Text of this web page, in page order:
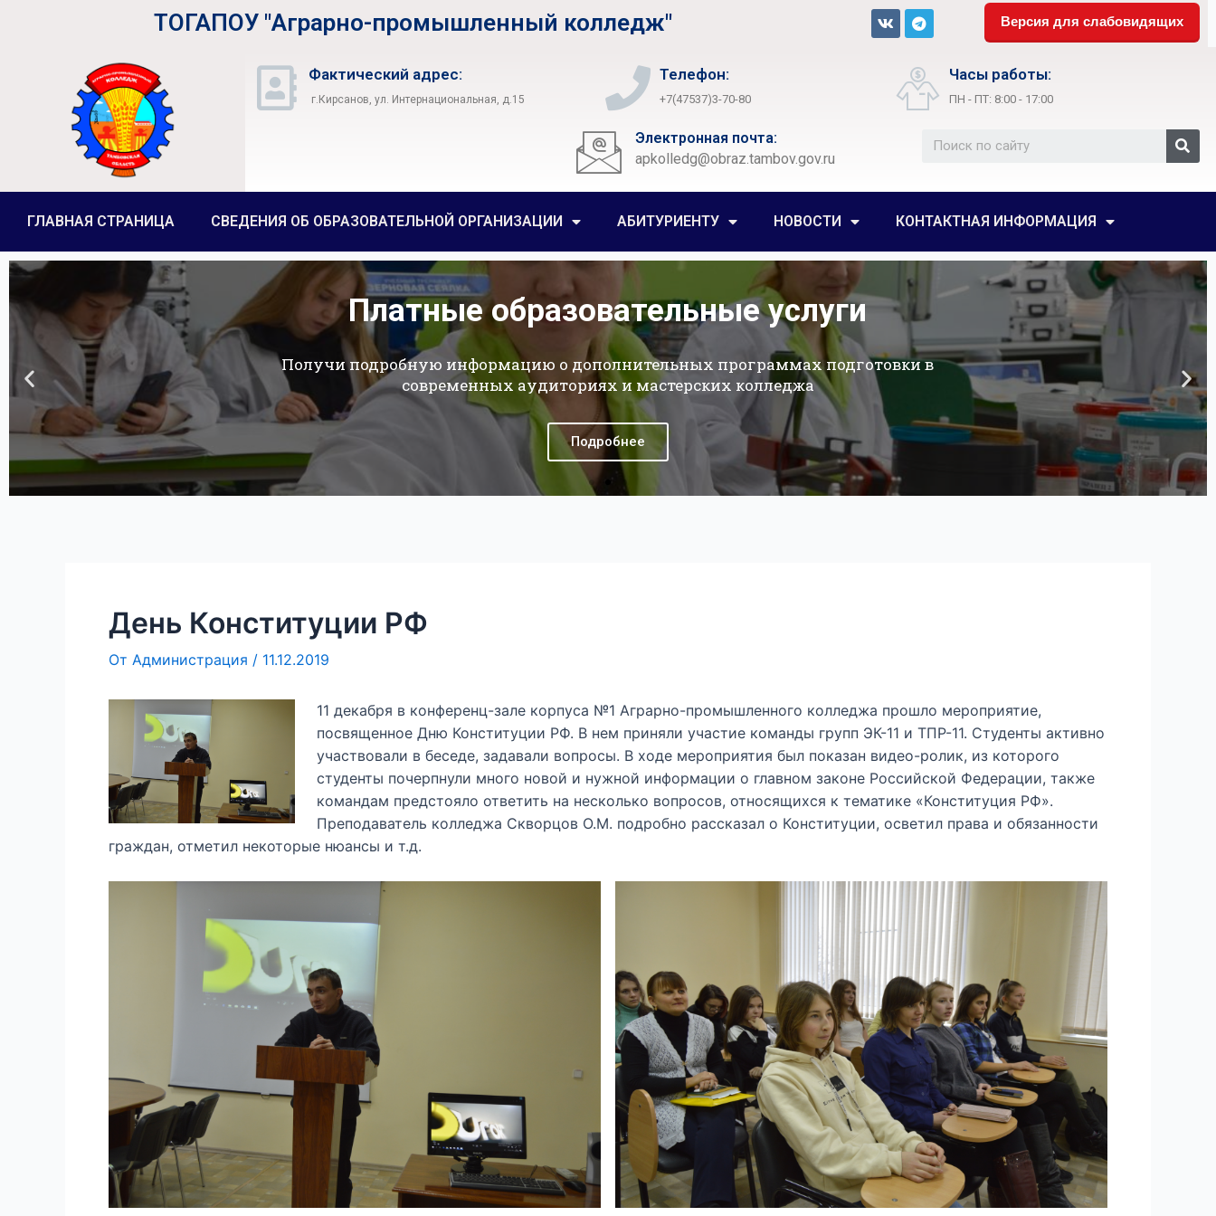
ТОГАПОУ "Аграрно-промышленный колледж" Версия для слабовидящих
Фактический адрес:
г.Кирсанов, ул. Интернациональная, д.15
Телефон:
+7(47537)3-70-80
Часы работы:
ПН - ПТ: 8:00 - 17:00
Электронная почта:
apkolledg@obraz.tambov.gov.ru
ГЛАВНАЯ СТРАНИЦА СВЕДЕНИЯ ОБ ОБРАЗОВАТЕЛЬНОЙ ОРГАНИЗАЦИИ АБИТУРИЕНТУ НОВОСТИ КОНТАКТНАЯ ИНФОРМАЦИЯ
Платные образовательные услуги
Получи подробную информацию о дополнительных программах подготовки в
современных аудиториях и мастерских колледжа
Подробнее
День Конституции РФ
От Администрация / 11.12.2019
11 декабря в конференц-зале корпуса №1 Аграрно-промышленного колледжа прошло мероприятие,
посвященное Дню Конституции РФ. В нем приняли участие команды групп ЭК-11 и ТПР-11. Студенты активно
участвовали в беседе, задавали вопросы. В ходе мероприятия был показан видео-ролик, из которого
студенты почерпнули много новой и нужной информации о главном законе Российской Федерации, также
командам предстояло ответить на несколько вопросов, относящихся к тематике «Конституция РФ».
Преподаватель колледжа Скворцов О.М. подробно рассказал о Конституции, осветил права и обязанности
граждан, отметил некоторые нюансы и т.д.